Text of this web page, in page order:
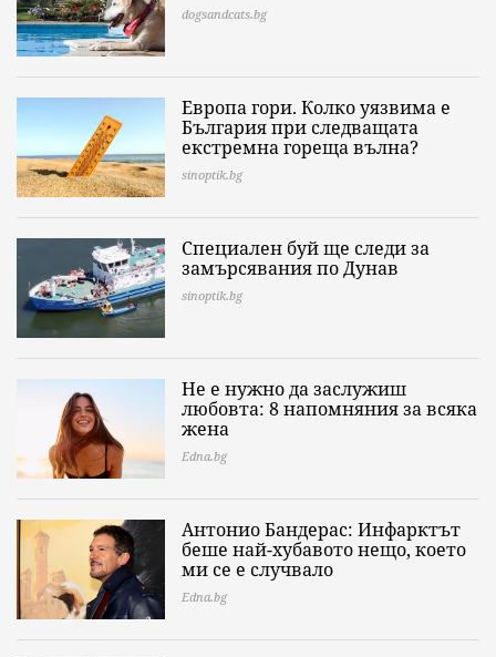
dogsandcats.bg
Европа гори. Колко уязвима е
България при следващата
екстремна гореща вълна?
sinoptik.bg
Специален буй ще следи за
замърсявания по Дунав
sinoptik.bg
Не е нужно да заслужиш
любовта: 8 напомняния за всяка
жена
Edna.bg
Антонио Бандерас: Инфарктът
беше най-хубавото нещо, което
ми се е случвало
Edna.bg